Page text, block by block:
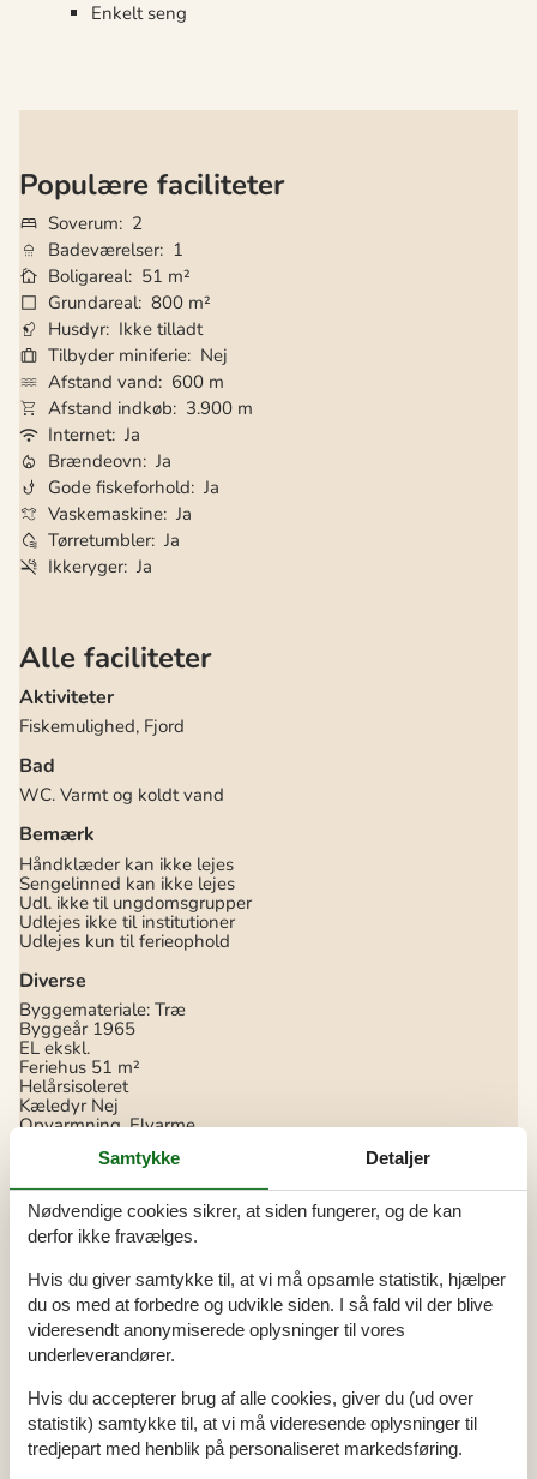
Enkelt seng
Populære faciliteter
Soverum
2
Badeværelser 1
Boligareal 51 m²
Grundareal 800 m²
Husdyr Ikke tilladt
Tilbyder miniferie Nej
Afstand vand
600 m
Afstand indkøb
3.900 m
Internet Ja
Brændeovn Ja
Gode fiskeforhold Ja
Vaskemaskine Ja
Tørretumbler Ja
Ikkeryger Ja
Alle faciliteter
Aktiviteter
Fiskemulighed, Fjord
Bad
WC. Varmt og koldt vand
Bemærk
Håndklæder kan ikke lejes
Sengelinned kan ikke lejes
Udl. ikke til ungdomsgrupper
Udlejes ikke til institutioner
Udlejes kun til ferieophold
Diverse
Byggemateriale: Træ
Byggeår 1965
EL ekskl.
Feriehus 51 m²
Helårsisoleret
Kæledyr Nej
Opvarmning, Elvarme
Støvsuger
Tørretumbler
Vand inkl.
Vaskemaskine
2 TV
DK-DR1
Hårtørrer
Internet (trådløst)
Smart TV
Strygejern
I nærheden
Afs. til nærmeste vand/badning 600 m
Samtykke Detaljer
Nødvendige cookies sikrer, at siden fungerer, og de kan
derfor ikke fravælges.
Hvis du giver samtykke til, at vi må opsamle statistik, hjælper
du os med at forbedre og udvikle siden. I så fald vil der blive
videresendt anonymiserede oplysninger til vores
underleverandører.
Hvis du accepterer brug af alle cookies, giver du (ud over
statistik) samtykke til, at vi må videresende oplysninger til
tredjepart med henblik på personaliseret markedsføring.